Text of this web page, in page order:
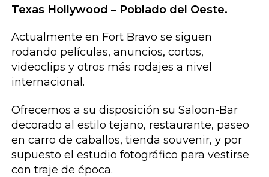
Texas Hollywood – Poblado del Oeste.
Actualmente en Fort Bravo se siguen
rodando películas, anuncios, cortos,
videoclips y otros más rodajes a nivel
internacional.
Ofrecemos a su disposición su Saloon-Bar
decorado al estilo tejano, restaurante, paseo
en carro de caballos, tienda souvenir, y por
supuesto el estudio fotográfico para vestirse
con traje de época.